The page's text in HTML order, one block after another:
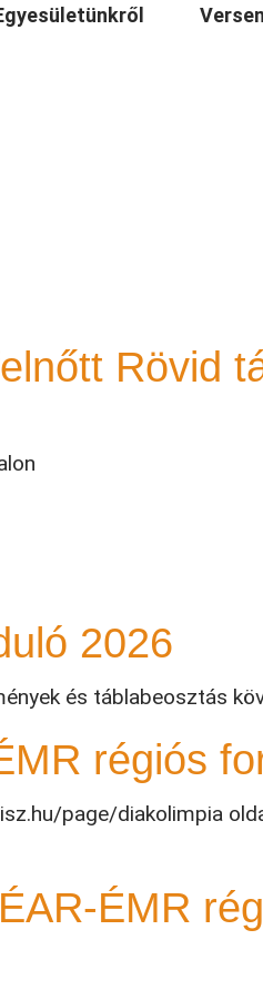
Rövid
2026
és táblabeosztás
régiós
page/diakolimpia
ÉMR